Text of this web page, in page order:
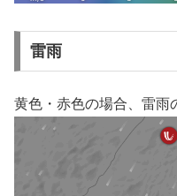
雷雨
黄色・赤色の場合、雷雨